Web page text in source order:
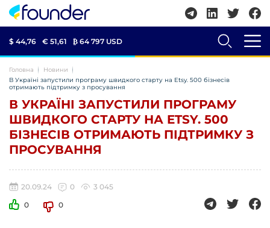
$ 44,76 € 51,61 ₿ 64 797 USD
Головна
Новини
В Україні запустили програму швидкого старту на Etsy. 500 бізнесів
отримають підтримку з просування
В УКРАЇНІ ЗАПУСТИЛИ ПРОГРАМУ
ШВИДКОГО СТАРТУ НА ETSY. 500
БІЗНЕСІВ ОТРИМАЮТЬ ПІДТРИМКУ З
ПРОСУВАННЯ
20.09.24 0
3 045
0
0